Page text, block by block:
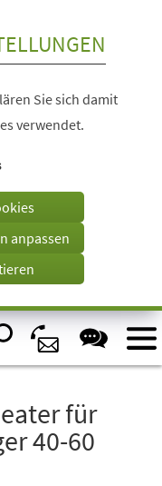
Sie sich damit
verwendet.
anpassen
für
40-60